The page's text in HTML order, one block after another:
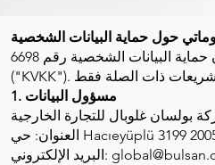
حول حماية البيانات الشخصية
بصفتنا شركة بولسان غلوبال للتجارة الخارجية، نُولي أهمية قصوى لخصوصية بياناتك الشخصية وفقًا لقانون حماية البيانات الشخصية رقم 6698
1. مسؤول البيانات
بولسان غلوبال للتجارة الخارجية
البريد الإلكتروني: